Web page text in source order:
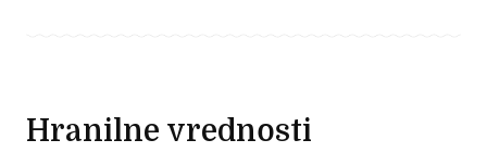
Hranilne vrednosti